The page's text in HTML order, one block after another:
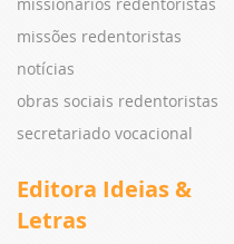
missões redentoristas
notícias
obras sociais redentoristas
secretariado vocacional
Editora Ideias &
Letras